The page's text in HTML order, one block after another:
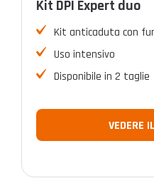
Kit DPI Expert duo
Kit anticaduta con
Uso intensivo
Disponibile in 2 taglie
VEDERE